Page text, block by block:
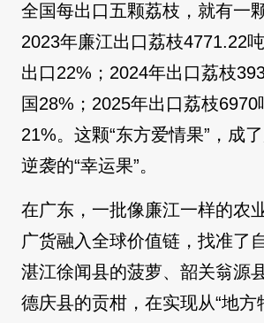
全国每出口五颗荔枝，就有一
2023年廉江出口荔枝4771.22
出口22%；2024年出口荔枝
国28%；2025年出口荔枝6970
21%。这颗“东方爱情果”，成
逆袭的“幸运果”。
在广东，一批像廉江一样的农
广货融入全球价值链，找准了
湛江徐闻县的菠萝、韶关翁源
德庆县的贡柑，在实现从“地方